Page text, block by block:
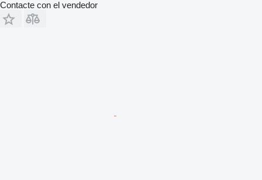
Contacte con el vendedor